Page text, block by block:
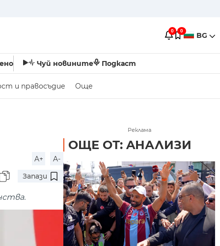
0 0 BG
Чуй новините Подкаст
и правосъдие Още
A+
A-
Запази
Реклама
ОЩЕ ОТ: AНАЛИЗИ